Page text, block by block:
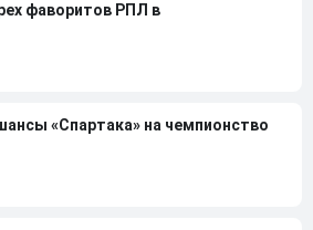
фаворитов РПЛ в
«Спартака» на чемпионство